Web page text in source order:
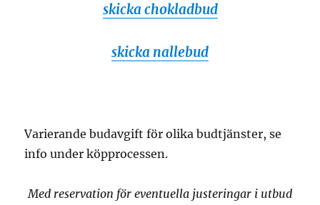
skicka chokladbud
skicka nallebud
Varierande budavgift för olika budtjänster, se
info under köpprocessen.
Med reservation för eventuella justeringar i utbud